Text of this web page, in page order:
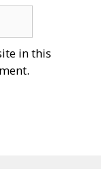
in this